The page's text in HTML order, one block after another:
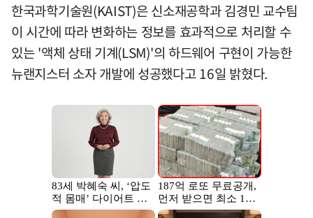
한국과학기술원(KAIST)은 신소재공학과 김경민 교수팀
이 시간에 따라 변화하는 정보를 효과적으로 처리할 수
있는 '액체 상태 기계(LSM)'의 하드웨어 구현이 가능한
뉴랜지스터 소자 개발에 성공했다고 16일 밝혔다.